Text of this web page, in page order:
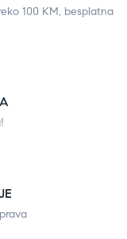
100 KM, besplatna